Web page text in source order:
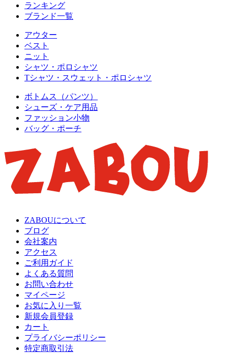
ランキング
ブランド一覧
アウター
ベスト
ニット
シャツ・ポロシャツ
Tシャツ・スウェット・ポロシャツ
ボトムス（パンツ）
シューズ・ケア用品
ファッション小物
バッグ・ポーチ
ZABOUについて
ブログ
会社案内
アクセス
ご利用ガイド
よくある質問
お問い合わせ
マイページ
お気に入り一覧
新規会員登録
カート
プライバシーポリシー
特定商取引法